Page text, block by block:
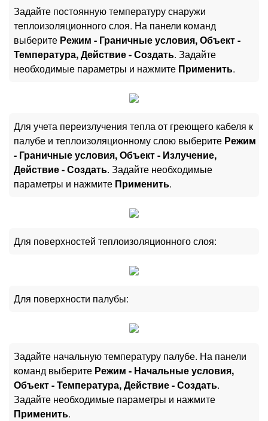
Задайте постоянную температуру снаружи
теплоизоляционного слоя. На панели команд
выберите Режим - Граничные условия, Объект -
Температура, Действие - Создать. Задайте
необходимые параметры и нажмите Применить.
Для учета переизлучения тепла от греющего кабеля к
палубе и теплоизоляционному слою выберите Режим
- Граничные условия, Объект - Излучение,
Действие - Создать. Задайте необходимые
параметры и нажмите Применить.
Для поверхностей теплоизоляционного слоя:
Для поверхности палубы:
Задайте начальную температуру палубе. На панели
команд выберите Режим - Начальные условия,
Объект - Температура, Действие - Создать.
Задайте необходимые параметры и нажмите
Применить.